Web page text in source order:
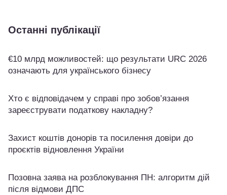
Останні публікації
€10 млрд можливостей: що результати URC 2026
означають для українського бізнесу
Хто є відповідачем у справі про зобов’язання
зареєструвати податкову накладну?
Захист коштів донорів та посилення довіри до
проєктів відновлення України
Позовна заява на розблокування ПН: алгоритм дій
після відмови ДПС